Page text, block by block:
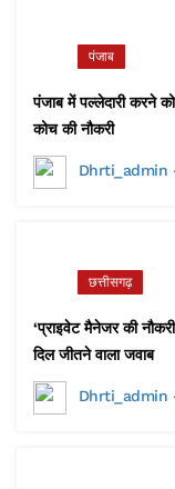
पंजाब
पंजाब में पल्लेदारी करने
कोच की नौकरी
Dhrti_admin
छत्तीसगढ़
‘प्राइवेट मैनेजर की
दिल जीतने वाला जवाब
Dhrti_admin